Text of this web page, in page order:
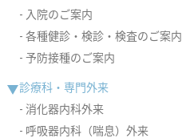
入院のご案内
各種健診・検診・検査のご案内
予防接種のご案内
診療科・専門外来
消化器内科外来
呼吸器内科（喘息）外来